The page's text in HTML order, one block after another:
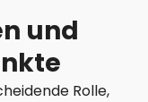
und
Rolle,